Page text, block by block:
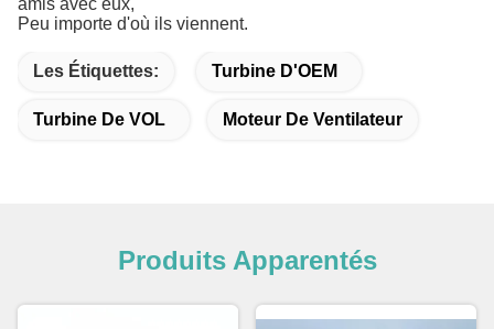
amis avec eux,
Peu importe d'où ils viennent.
Les Étiquettes: Turbine D'OEM
Turbine De VOL Moteur De Ventilateur
Produits Apparentés